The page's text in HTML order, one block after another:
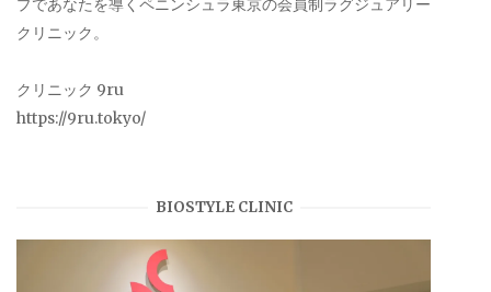
プであなたを導くペニンシュラ東京の会員制ラグジュアリー
クリニック。
クリニック 9ru
https://9ru.tokyo/
BIOSTYLE CLINIC